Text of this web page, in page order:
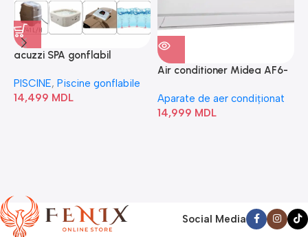
acuzzi SPA gonflabil
Bubble” 28446
PISCINE, Piscine gonflabile
14,499 MDL
Air conditioner Midea AF6-
Aparate de aer condiționat
14,999 MDL
Social Media